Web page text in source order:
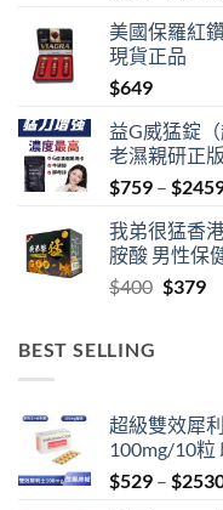
美國保羅紅
現貨正品
$649
益G威猛錠
老濕親研正
$759 – $
我弟很猛香
胺酸 男性保
$400 Original
$379
BEST SELLING
超級雙效犀
100mg/10粒
$529 – $